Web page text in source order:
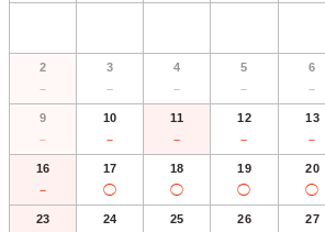
2
－
3
－
4
－
5
－
6
－
9
－
10
－
11
－
12
－
13
－
16
－
17
◯
18
◯
19
◯
20
◯
23 24 25 26 27